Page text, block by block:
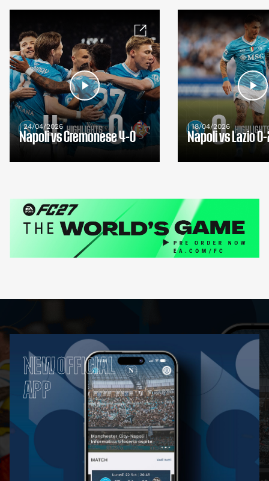
| 24/04/2026
Napoli vs Cremonese 4-0
| 18/04/2026
Napoli vs Lazio
NEW OFFICIAL
APP